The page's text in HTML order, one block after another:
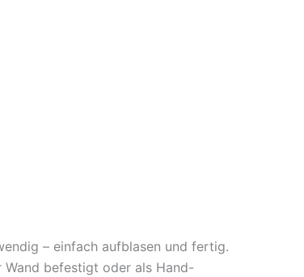
– einfach aufblasen und fertig.
befestigt oder als Hand-